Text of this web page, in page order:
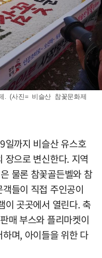
. (사진= 비슬산 참꽃문화제
일까지 비슬산 유스호
장으로 변신한다. 지역
물론 참꽃골든벨와 참
들이 직접 주인공이
이 곳곳에서 열린다. 축
매 부스와 플리마켓이
며, 아이들을 위한 다